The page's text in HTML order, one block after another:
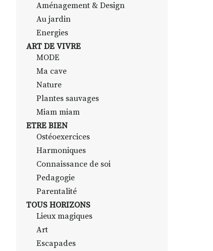
Aménagement & Design
Au jardin
Energies
ART DE VIVRE
MODE
Ma cave
Nature
Plantes sauvages
Miam miam
ETRE BIEN
Ostéoexercices
Harmoniques
Connaissance de soi
Pedagogie
Parentalité
TOUS HORIZONS
Lieux magiques
Art
Escapades